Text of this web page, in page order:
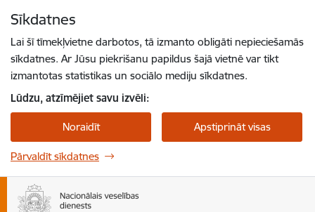
Sīkdatnes
Lai šī tīmekļvietne darbotos, tā izmanto obligāti nepieciešamās
sīkdatnes. Ar Jūsu piekrišanu papildus šajā vietnē var tikt
izmantotas statistikas un sociālo mediju sīkdatnes.
Lūdzu, atzīmējiet savu izvēli:
Noraidīt Apstiprināt visas
Pārvaldīt sīkdatnes